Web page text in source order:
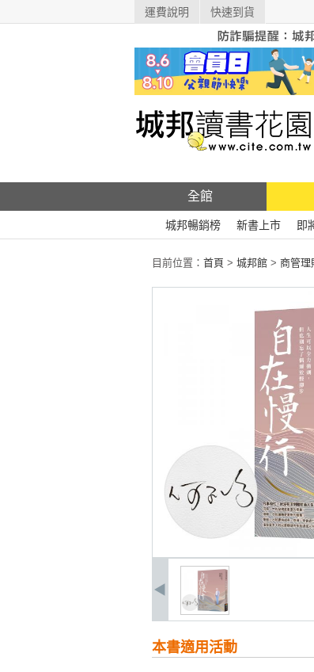
運費說明 快速到貨
全館
城邦暢銷榜 新書上市 即
目前位置： 首頁 > 城邦館 > 商管理
本書適用活動